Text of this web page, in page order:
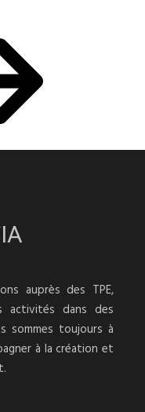
auprès des TPE,
activités dans des
sommes toujours à
à la création et